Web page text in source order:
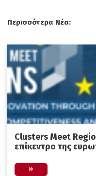
Περισσότερα Νέα:
Clusters Meet
επίκεντρο της